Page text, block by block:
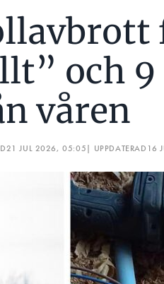
och
våren
21 JUL 2026, 05:05| UPPDATERAD 16